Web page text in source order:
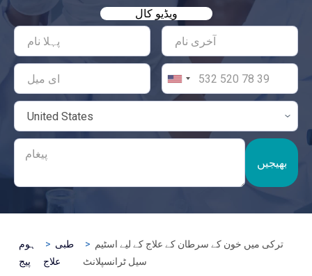
ویڈیو کال
بھیجیں
ہوم
پیج
طبی
علاج
سیل ٹرانسپلانٹ